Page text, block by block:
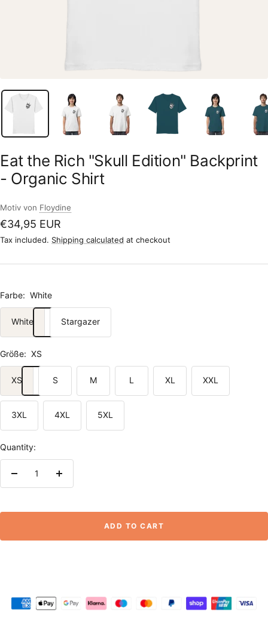
Eat the Rich "Skull Edition" Backprint
- Organic Shirt
Motiv von Floydine
Sale
price
€34,95 EUR
Tax included. Shipping calculated at checkout
Farbe: White
White Stargazer
Größe: XS
XS S M L XL XXL
3XL 4XL 5XL
Quantity:
Decrease
Increase
ADD TO CART